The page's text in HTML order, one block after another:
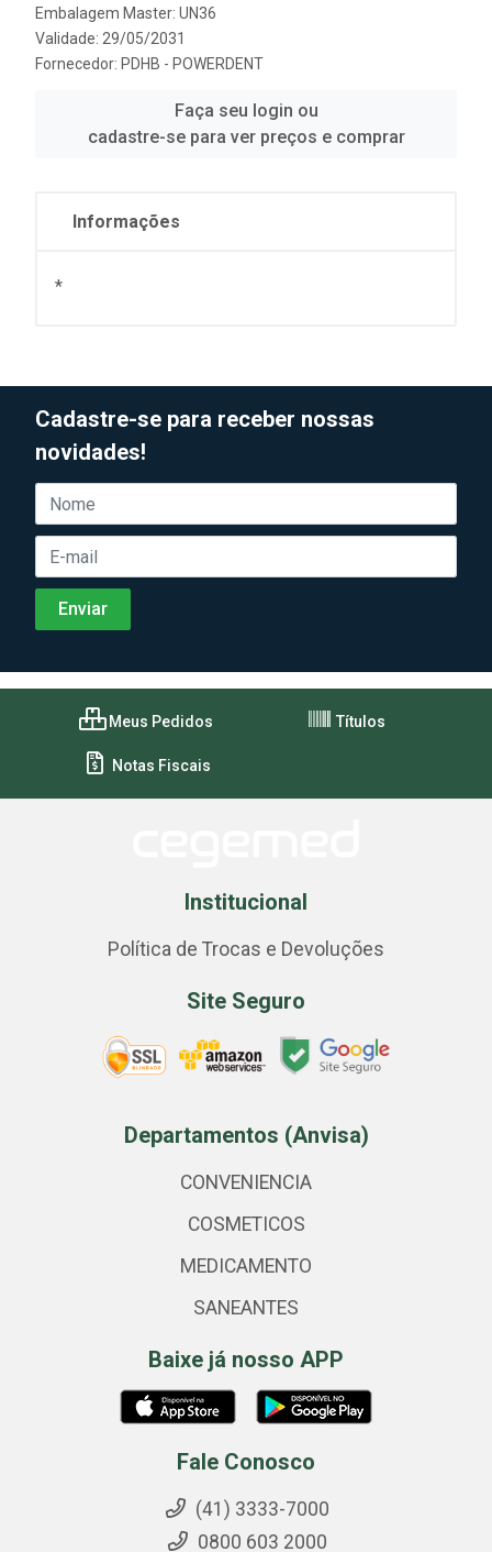
Embalagem Master: UN36
Validade: 29/05/2031
Fornecedor: PDHB - POWERDENT
Faça seu login ou
cadastre-se para ver preços e comprar
Informações
*
Cadastre-se para receber nossas
novidades!
Meus Pedidos Títulos
Notas Fiscais
Institucional
Política de Trocas e Devoluções
Site Seguro
Departamentos (Anvisa)
CONVENIENCIA
COSMETICOS
MEDICAMENTO
SANEANTES
Baixe já nosso APP
Fale Conosco
(41) 3333-7000
0800 603 2000